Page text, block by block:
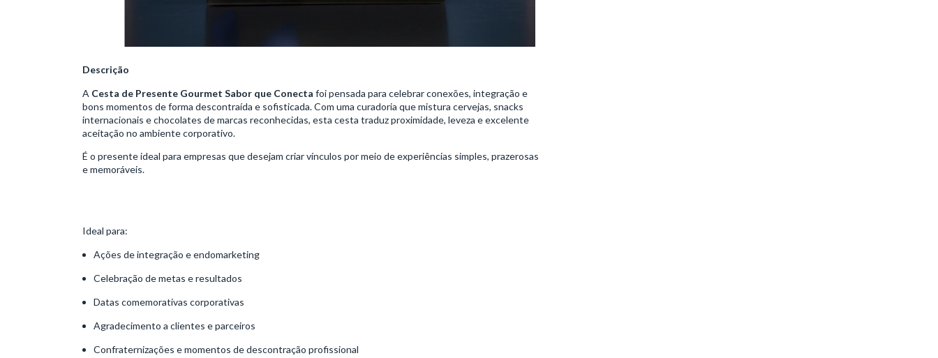
Descrição
A Cesta de Presente Gourmet Sabor que Conecta foi pensada para celebrar conexões, integração e
bons momentos de forma descontraída e sofisticada. Com uma curadoria que mistura cervejas, snacks
internacionais e chocolates de marcas reconhecidas, esta cesta traduz proximidade, leveza e excelente
aceitação no ambiente corporativo.
É o presente ideal para empresas que desejam criar vínculos por meio de experiências simples, prazerosas
e memoráveis.
Ideal para:
Ações de integração e endomarketing
Celebração de metas e resultados
Datas comemorativas corporativas
Agradecimento a clientes e parceiros
Confraternizações e momentos de descontração profissional